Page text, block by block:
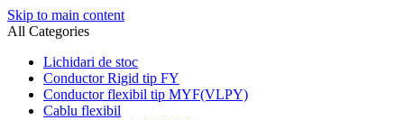
Skip to main content
All Categories
Lichidari de stoc
Conductor Rigid tip FY
Conductor flexibil tip MYF(VLPY)
Cablu flexibil